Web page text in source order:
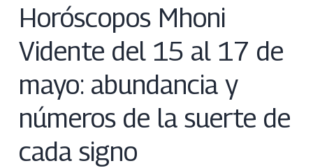
Horóscopos Mhoni
Vidente del 15 al 17 de
mayo: abundancia y
números de la suerte de
cada signo